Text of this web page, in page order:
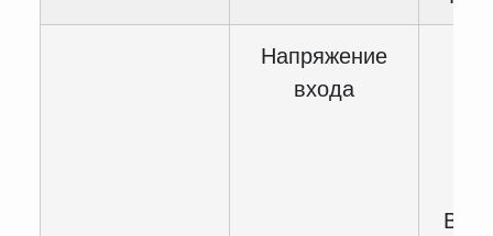
Напряжение
входа
В(-